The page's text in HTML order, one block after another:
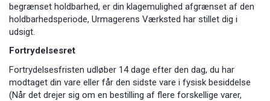
begrænset holdbarhed, er din klagemulighed afgrænset af den
holdbarhedsperiode, Urmagerens Værksted har stillet dig i
udsigt.
Fortrydelsesret
Fortrydelsesfristen udløber 14 dage efter den dag, du har
modtaget din vare eller får den sidste vare i fysisk besiddelse
(Når det drejer sig om en bestilling af flere forskellige varer,